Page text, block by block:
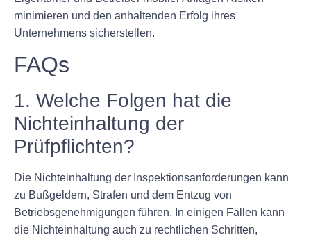
minimieren und den anhaltenden Erfolg ihres
Unternehmens sicherstellen.
FAQs
1. Welche Folgen hat die
Nichteinhaltung der
Prüfpflichten?
Die Nichteinhaltung der Inspektionsanforderungen kann
zu Bußgeldern, Strafen und dem Entzug von
Betriebsgenehmigungen führen. In einigen Fällen kann
die Nichteinhaltung auch zu rechtlichen Schritten,